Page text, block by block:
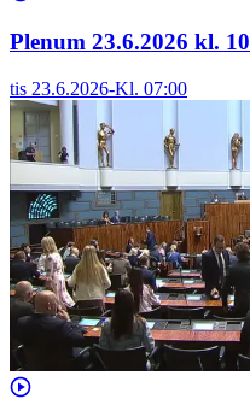
Plenum 23.6.2026 kl. 10
tis 23.6.2026-Kl. 07:00